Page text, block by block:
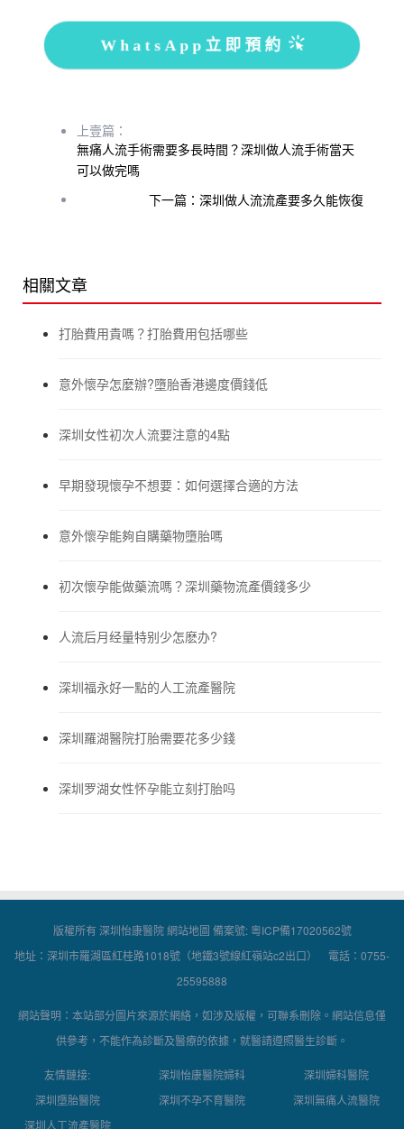
WhatsApp立即預約
上壹篇：
無痛人流手術需要多長時間？深圳做人流手術當天
可以做完嗎
下一篇：深圳做人流流產要多久能恢復
相關文章
打胎費用貴嗎？打胎費用包括哪些
意外懷孕怎麼辦?墮胎香港邊度價錢低
深圳女性初次人流要注意的4點
早期發現懷孕不想要：如何選擇合適的方法
意外懷孕能夠自購藥物墮胎嗎
初次懷孕能做藥流嗎？深圳藥物流產價錢多少
人流后月经量特别少怎麽办?
深圳福永好一點的人工流產醫院
深圳羅湖醫院打胎需要花多少錢
深圳罗湖女性怀孕能立刻打胎吗
版權所有 深圳怡康醫院網站地圖 備案號:粵ICP備17020562號
地址：深圳市羅湖區紅桂路1018號（地鐵3號線紅嶺站c2出口） 電話：0755-
25595888
網站聲明：本站部分圖片來源於網絡，如涉及版權，可聯系刪除。網站信息僅
供參考，不能作為診斷及醫療的依據，就醫請遵照醫生診斷。
友情鏈接: 深圳怡康醫院婦科
深圳婦科醫院
深圳墮胎醫院
深圳不孕不育醫院
深圳無痛人流醫院
深圳人工流產醫院